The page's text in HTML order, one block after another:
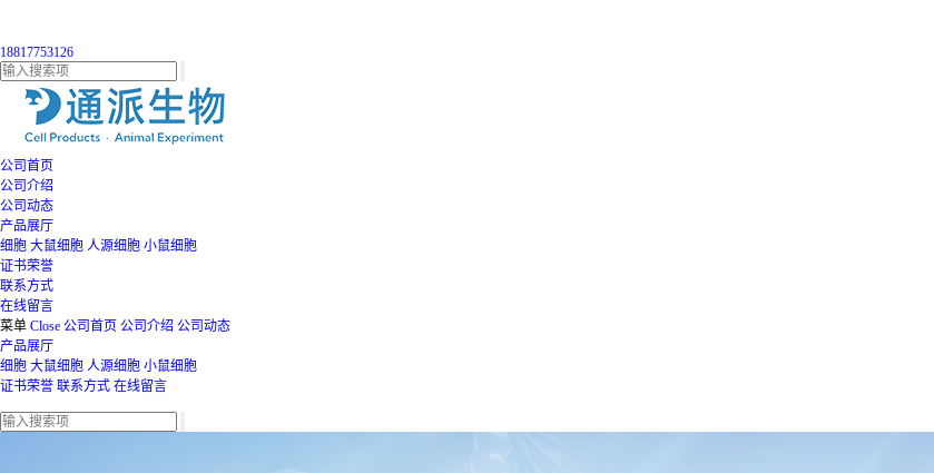
18817753126
公司首页
公司介绍
公司动态
产品展厅
细胞 大鼠细胞 人源细胞 小鼠细胞
证书荣誉
联系方式
在线留言
菜单 Close 公司首页 公司介绍 公司动态
产品展厅
细胞 大鼠细胞 人源细胞 小鼠细胞
证书荣誉 联系方式 在线留言